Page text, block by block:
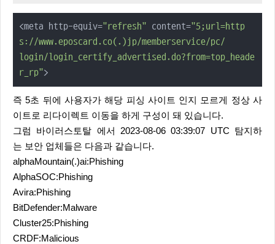
<meta http-equiv="refresh" content="5;url=http
s://www.eposcard.co(.)jp/memberservice/pc/
login/login_certify_advertised.do?from=top_heade
r_rp">
즉 5초 뒤에 사용자가 해당 피싱 사이트 인지 모르게 정상 사
이트로 리다이렉트 이동을 하게 구성이 돼 있습니다.
그럼 바이러스토탈 에서 2023-08-06 03:39:07 UTC 탐지하
는 보안 업체들은 다음과 같습니다.
alphaMountain(.)ai:Phishing
AlphaSOC:Phishing
Avira:Phishing
BitDefender:Malware
Cluster25:Phishing
CRDF:Malicious